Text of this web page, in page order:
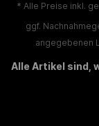
* Alle Preise inkl.
ggf.
angegebenen
Alle Artikel sind,